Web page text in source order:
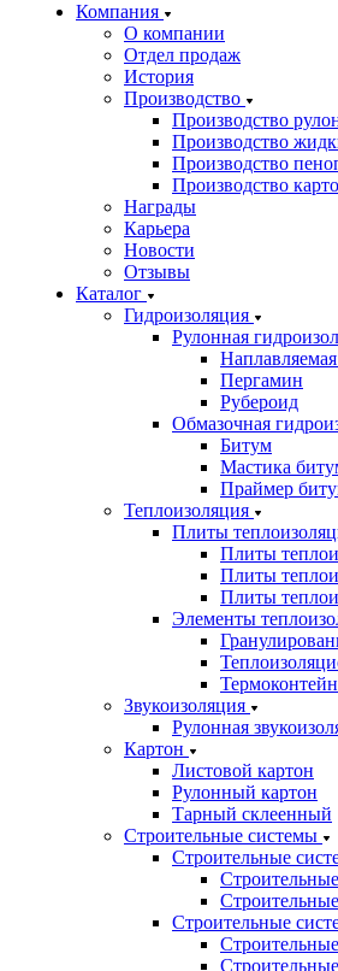
Компания
О компании
Отдел продаж
История
Производство
Производство
Производство
Производство
Производство
Награды
Карьера
Новости
Отзывы
Каталог
Гидроизоляция
Рулонная
Пергамин
Рубероид
Обмазочная
Битум
Мастика
Праймер
Теплоизоляция
Плиты
Плиты
Плиты
Плиты
Элементы
Звукоизоляция
Рулонная
Картон
Листовой картон
Рулонный картон
Тарный склеенный
Строительные системы
Строительные
Строительные